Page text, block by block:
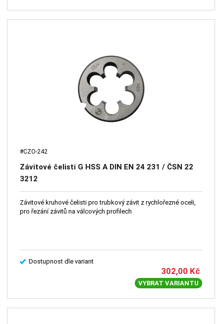
#CZO-242
Závitové čelisti G HSS A DIN EN 24 231 / ČSN 22
3212
Závitové kruhové čelisti pro trubkový závit z rychlořezné oceli,
pro řezání závitů na válcových profilech
Dostupnost dle variant
302,00 Kč
VYBRAT VARIANTU